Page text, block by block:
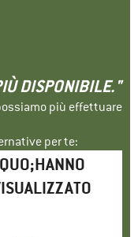
DISPONIBILE."
più effettuare
per te: